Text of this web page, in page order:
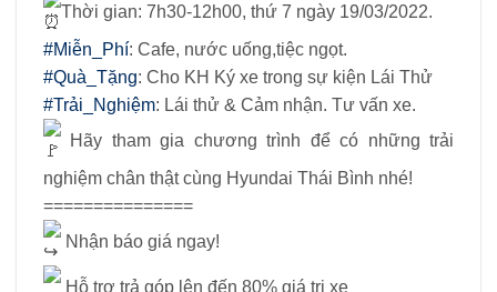
Thời gian: 7h30-12h00, thứ 7 ngày 19/03/2022.
#Miễn_Phí: Cafe, nước uống,tiệc ngọt.
#Quà_Tặng: Cho KH Ký xe trong sự kiện Lái Thử
#Trải_Nghiệm: Lái thử & Cảm nhận. Tư vấn xe.
Hãy tham gia chương trình để có những trải
nghiệm chân thật cùng Hyundai Thái Bình nhé!
===============
Nhận báo giá ngay!
Hỗ trợ trả góp lên đến 80% giá trị xe